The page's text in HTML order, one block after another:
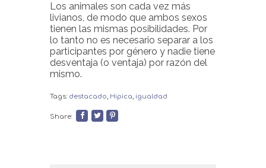
Los animales son cada vez más
livianos, de modo que ambos sexos
tienen las mismas posibilidades. Por
lo tanto no es necesario separar a los
participantes por género y nadie tiene
desventaja (o ventaja) por razón del
mismo.
Tags: destacado, Hipica, igualdad
Share: